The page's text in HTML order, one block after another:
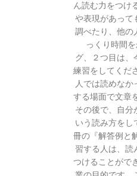
ん読む力をつけ
や表現があって
調べたり、他の
っくり時間
グ、２つ目は、
練習をしてくだ
人では読めな
する場面で文章
その後で、自分
いう読み方をし
冊の『解答例と
習する人は、読
つけることがで